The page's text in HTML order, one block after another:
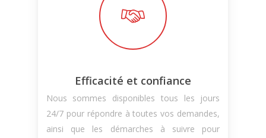
Efficacité et confiance
Nous sommes disponibles tous les jours
24/7 pour répondre à toutes vos demandes,
ainsi que les démarches à suivre pour